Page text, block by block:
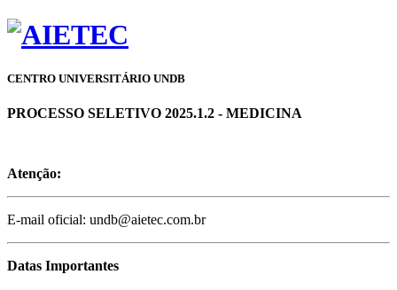
CENTRO UNIVERSITÁRIO UNDB
PROCESSO SELETIVO 2025.1.2 - MEDICINA
Atenção:
E-mail oficial: undb@aietec.com.br
Datas Importantes